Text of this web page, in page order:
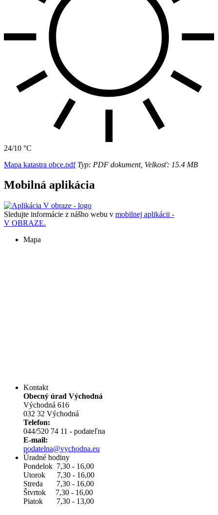
24/10 °C
Mapa katastra obce.pdfTyp: PDF dokument, Velkosť: 15.4 MB
Mobilná aplikácia
Sledujte informácie z nášho webu v mobilnej aplikácii -
V OBRAZE.
Mapa
Kontakt
Obecný úrad Východná
Východná 616
032 32 Východná
Telefon:
044/520 74 11 - podateľna
E-mail:
podatelna@vychodna.eu
Úradné hodiny
Pondelok 7,30 - 16,00
Utorok 7,30 - 16,00
Streda 7,30 - 16,00
Štvrtok 7,30 - 16,00
Piatok 7,30 - 13,00